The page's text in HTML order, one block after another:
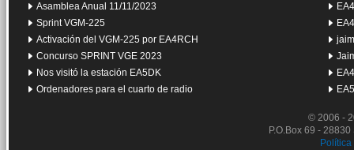
Asamblea Anual 11/11/2023
Sprint VGM-225
Activación del VGM-225 por EA4RCH
Concurso SPRINT VGE 2023
Nos visitó la estación EA5DK
Ordenadores para el cuarto de radio
© 2006 -
P.O.Box 69 -